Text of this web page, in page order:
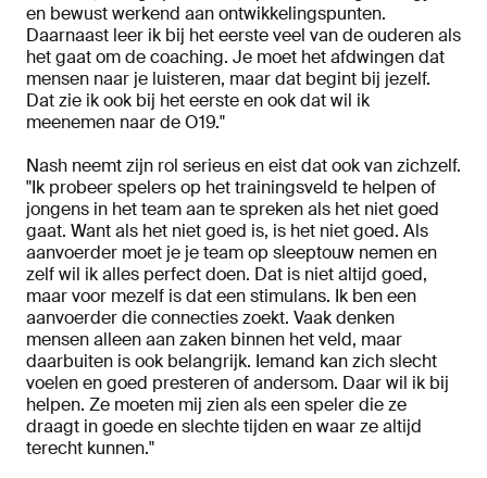
en bewust werkend aan ontwikkelingspunten.
Daarnaast leer ik bij het eerste veel van de ouderen als
het gaat om de coaching. Je moet het afdwingen dat
mensen naar je luisteren, maar dat begint bij jezelf.
Dat zie ik ook bij het eerste en ook dat wil ik
meenemen naar de O19."
Nash neemt zijn rol serieus en eist dat ook van zichzelf.
"Ik probeer spelers op het trainingsveld te helpen of
jongens in het team aan te spreken als het niet goed
gaat. Want als het niet goed is, is het niet goed. Als
aanvoerder moet je je team op sleeptouw nemen en
zelf wil ik alles perfect doen. Dat is niet altijd goed,
maar voor mezelf is dat een stimulans. Ik ben een
aanvoerder die connecties zoekt. Vaak denken
mensen alleen aan zaken binnen het veld, maar
daarbuiten is ook belangrijk. Iemand kan zich slecht
voelen en goed presteren of andersom. Daar wil ik bij
helpen. Ze moeten mij zien als een speler die ze
draagt in goede en slechte tijden en waar ze altijd
terecht kunnen."